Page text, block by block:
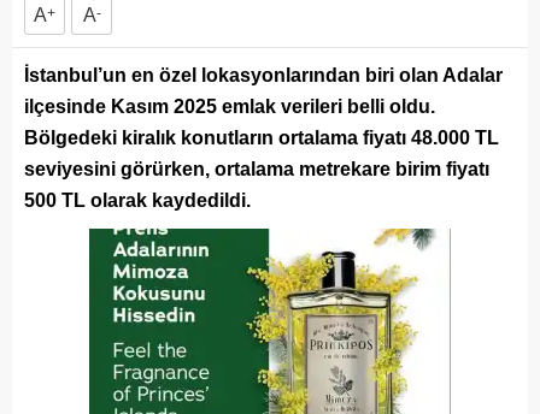
A+ A-
İstanbul’un en özel lokasyonlarından biri olan Adalar
ilçesinde Kasım 2025 emlak verileri belli oldu.
Bölgedeki kiralık konutların ortalama fiyatı 48.000 TL
seviyesini görürken, ortalama metrekare birim fiyatı
500 TL olarak kaydedildi.